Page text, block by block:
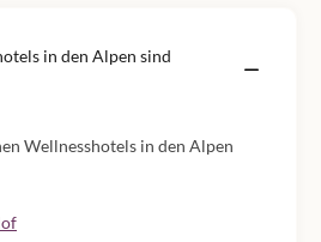
in den Alpen sind
Wellnesshotels in den Alpen